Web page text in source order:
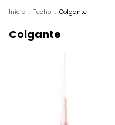
Inicio . Techo . Colgante
Colgante